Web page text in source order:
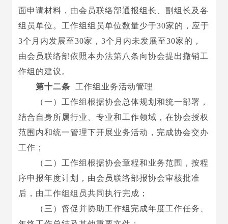
面申请材料，由会员联络部通报组长、副组长及各
组员单位。工作组组员单位数量少于30家的，应于
3个月内发展至30家，3个月内未发展至30家的，
由会员联络部依照本办法第八条向协会提出撤销工
作组的建议。
第十二条
工作组业务活动管理
（一）工作组根据协会总体规划和统一部署，
结合自身所属行业、专业和工作领域，在协会授权
范围内和统一管理下开展业务活动，完成协会交办
工作；
（二）工作组根据协会章程和业务范围，按程
序申报年度计划，由会员联络部报协会审核批准
后，由工作组组员共同执行完成；
（三）督促并协助工作组完成年度工作任务、